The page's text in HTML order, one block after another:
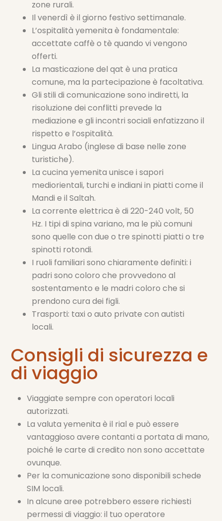
zone rurali.
Il venerdì è il giorno festivo settimanale.
L’ospitalità yemenita è fondamentale:
accettate caffè o tè quando vi vengono
offerti.
La masticazione del qat è una pratica
comune, ma la partecipazione è facoltativa.
Gli stili di comunicazione sono indiretti, la
risoluzione dei conflitti prevede la
mediazione e gli incontri sociali enfatizzano il
rispetto e l’ospitalità.
Lingua Arabo (inglese di base nelle zone
turistiche).
La cucina yemenita unisce i sapori
mediorientali, turchi e indiani in piatti come il
Mandi e il Saltah.
La corrente elettrica è di 220-240 volt, 50
Hz. I tipi di spina variano, ma le più comuni
sono quelle con due o tre spinotti piatti o tre
spinotti rotondi.
I ruoli familiari sono chiaramente definiti: i
padri sono coloro che provvedono al
sostentamento e le madri coloro che si
prendono cura dei figli.
Trasporti: taxi o auto private con autisti
locali.
Consigli di sicurezza e
di viaggio
Viaggiate sempre con operatori locali
autorizzati.
La valuta yemenita è il rial e può essere
vantaggioso avere contanti a portata di mano,
poiché le carte di credito non sono accettate
ovunque.
Per la comunicazione sono disponibili schede
SIM locali.
In alcune aree potrebbero essere richiesti
permessi di viaggio: il tuo operatore